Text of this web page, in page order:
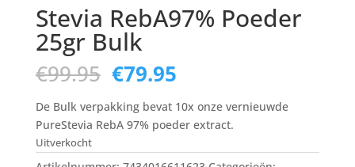
Stevia RebA97% Poeder
25gr Bulk
€99.95 Oorspronkelijke
prijs
was:
€99.95.
€79.95Huidige
is:
€79.95.
De Bulk verpakking bevat 10x onze vernieuwde
PureStevia RebA 97% poeder extract.
Uitverkocht